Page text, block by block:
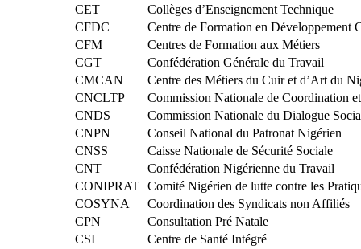
CET
Collèges d’Enseignement Technique
CFDC
Centre de Formation en Développement
CFM
Centres de Formation aux Métiers
CGT
Confédération Générale du Travail
CMCAN
Centre des Métiers du Cuir et d’Art du
CNCLTP
Commission Nationale de Coordination
CNDS
Commission Nationale du Dialogue
CNPN
Conseil National du Patronat Nigérien
CNSS
Caisse Nationale de Sécurité Sociale
CNT
Confédération Nigérienne du Travail
CONIPRAT Comité Nigérien de lutte contre les
COSYNA
Coordination des Syndicats non Affiliés
CPN
Consultation Pré Natale
CSI
Centre de Santé Intégré